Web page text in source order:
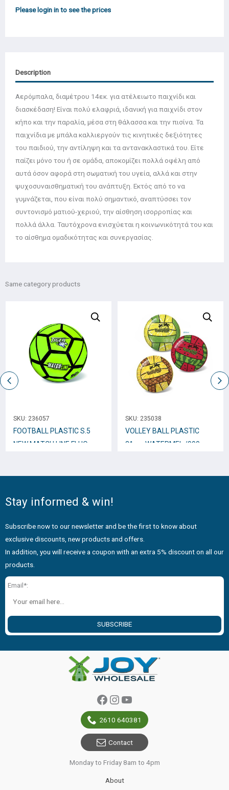
Please login in to see the prices
Description
Αερόμπαλα, διαμέτρου 14εκ. για ατέλειωτο παιχνίδι και
διασκέδαση! Είναι πολύ ελαφριά, ιδανική για παιχνίδι στον
κήπο και την παραλία, μέσα στη θάλασσα και την πισίνα. Τα
παιχνίδια με μπάλα καλλιεργούν τις κινητικές δεξιότητες
του παιδιού, την αντίληψη και τα αντανακλαστικά του. Είτε
παίζει μόνο του ή σε ομάδα, αποκομίζει πολλά οφέλη από
αυτά όσον αφορά στη σωματική του υγεία, αλλά και στην
ψυχοσυναισθηματική του ανάπτυξη. Εκτός από το να
γυμνάζεται, που είναι πολύ σημαντικό, αναπτύσσει τον
συντονισμό ματιού-χεριού, την αίσθηση ισορροπίας και
πολλά άλλα. Ταυτόχρονα ενισχύεται η κοινωνικότητά του και
το αίσθημα ομαδικότητας και συνεργασίας.
Same category products
SKU: 236057
FOOTBALL PLASTIC S.5
NEW MATCH LINE FLUO
SKU: 235038
VOLLEY BALL PLASTIC
21cm WATERMEL /990
Stay informed & win!
Subscribe now to our newsletter and be the first to know about
exclusive discounts, new products and offers.
In addition, you will receive a coupon with an extra 5% discount on all our
products.
Email*:
SUBSCRIBE
Facebook
Instagram
YouTube
2610 640381
Contact
Monday to Friday 8am to 4pm
About